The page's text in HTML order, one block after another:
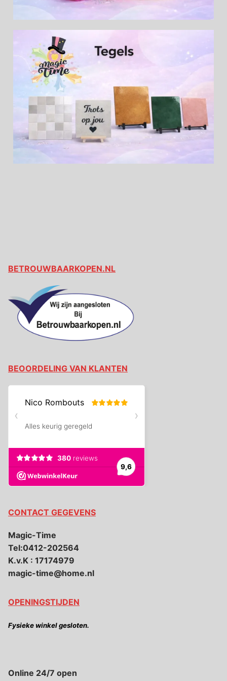
BETROUWBAARKOPEN.NL
BEOORDELING VAN KLANTEN
CONTACT GEGEVENS
Magic-Time
Tel:0412-202564
K.v.K : 17174979
magic-time@home.nl
OPENINGSTIJDEN
Fysieke winkel gesloten.
Online 24/7 open